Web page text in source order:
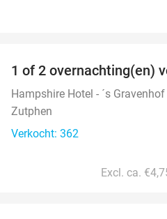
1 of 2 overnachting(en)
Hampshire Hotel - ´s
Zutphen
Verkocht: 362
Excl. ca.